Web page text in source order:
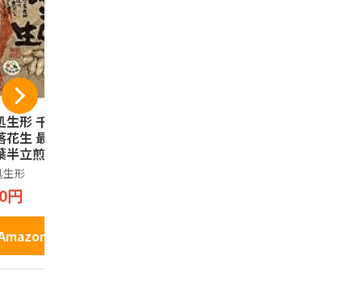
生形 千葉県八街
花生 最高級品種
半立煎りざや落
千葉半立200g
農家のみ使用 自
場製造 熟練職人
煎
生形
円
で見る